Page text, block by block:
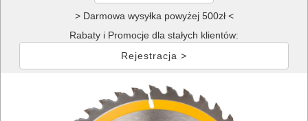
> Darmowa wysyłka powyżej 500zł <
Rabaty i Promocje dla stałych klientów:
Rejestracja >